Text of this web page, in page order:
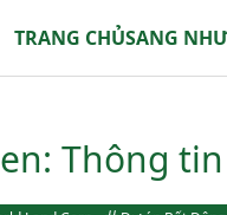
TRANG CHỦSANG
Thông